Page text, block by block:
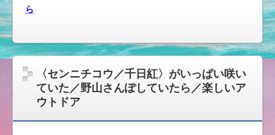
ら
〈センニチコウ／千日紅〉がいっぱい咲い
ていた／野山さんぽしていたら／楽しいア
ウトドア